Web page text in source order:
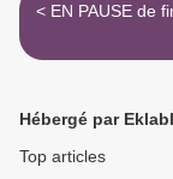
< EN PAUSE de
Hébergé par
Top articles